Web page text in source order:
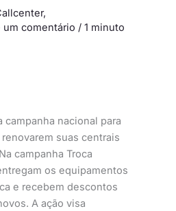
,
um comentário / 1 minuto
campanha nacional para
suas centrais
campanha Troca
os equipamentos
e recebem descontos
A ação visa